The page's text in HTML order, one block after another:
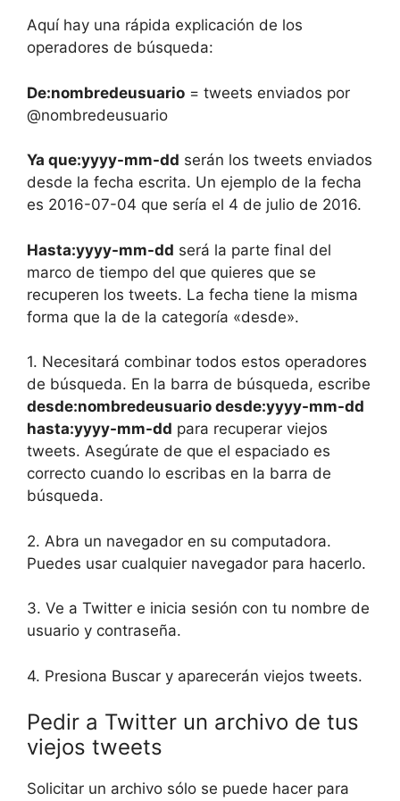
Aquí hay una rápida explicación de los
operadores de búsqueda:
De:nombredeusuario = tweets enviados por
@nombredeusuario
Ya que:yyyy-mm-dd serán los tweets enviados
desde la fecha escrita. Un ejemplo de la fecha
es 2016-07-04 que sería el 4 de julio de 2016.
Hasta:yyyy-mm-dd será la parte final del
marco de tiempo del que quieres que se
recuperen los tweets. La fecha tiene la misma
forma que la de la categoría «desde».
1. Necesitará combinar todos estos operadores
de búsqueda. En la barra de búsqueda, escribe
desde:nombredeusuario desde:yyyy-mm-dd
hasta:yyyy-mm-dd para recuperar viejos
tweets. Asegúrate de que el espaciado es
correcto cuando lo escribas en la barra de
búsqueda.
2. Abra un navegador en su computadora.
Puedes usar cualquier navegador para hacerlo.
3. Ve a Twitter e inicia sesión con tu nombre de
usuario y contraseña.
4. Presiona Buscar y aparecerán viejos tweets.
Pedir a Twitter un archivo de tus
viejos tweets
Solicitar un archivo sólo se puede hacer para